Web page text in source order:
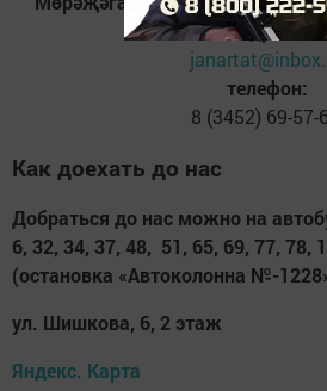
адрес:
телефон:
8 (3452) 69-57-
Как доехать до нас
Добраться до нас можно на
6, 32, 34, 37, 48, 51, 65, 69, 77, 78,
(остановка «Автоколонна №-
ул. Шишкова, 6, 2 этаж
Яндекс. Карта